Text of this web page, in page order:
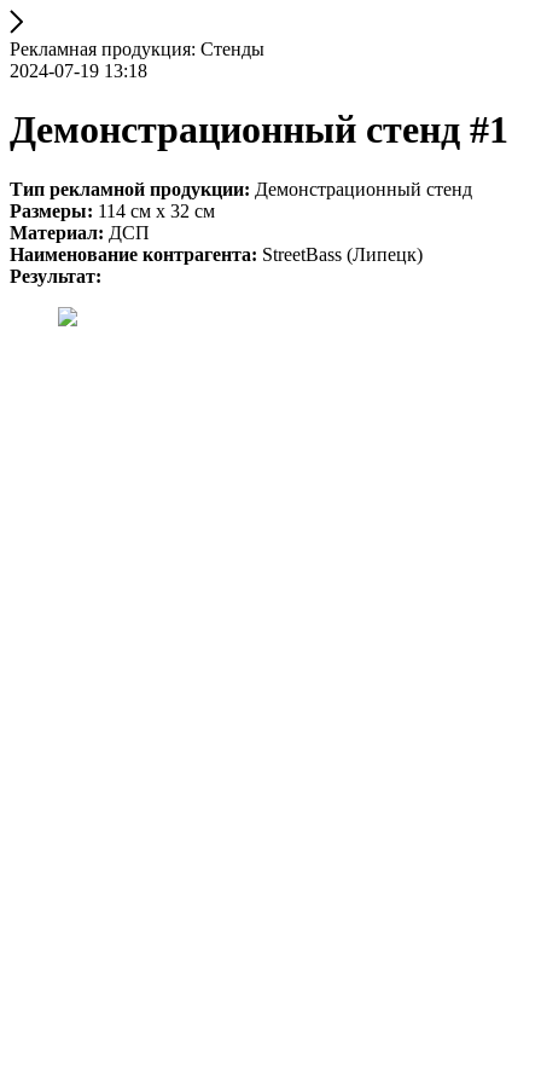
Рекламная продукция: Стенды
2024-07-19 13:18
Демонстрационный стенд #1
Тип рекламной продукции: Демонстрационный стенд
Размеры: 114 см х 32 см
Материал: ДСП
Наименование контрагента: StreetBass (Липецк)
Результат: